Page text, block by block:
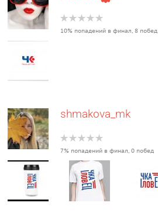
10% попадений в финал, 8 побед
shmakova_mk
7% попадений в финал, 0 побед